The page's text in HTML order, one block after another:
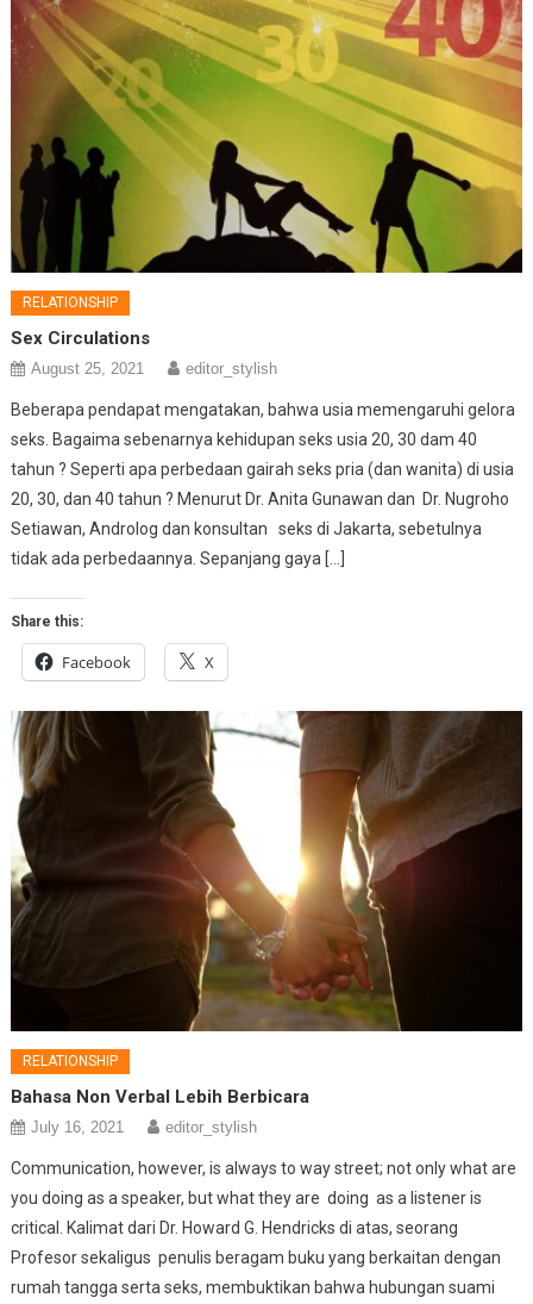
RELATIONSHIP
Sex Circulations
August 25, 2021 editor_stylish
Beberapa pendapat mengatakan, bahwa usia memengaruhi gelora
seks. Bagaima sebenarnya kehidupan seks usia 20, 30 dam 40
tahun ? Seperti apa perbedaan gairah seks pria (dan wanita) di usia
20, 30, dan 40 tahun ? Menurut Dr. Anita Gunawan dan Dr. Nugroho
Setiawan, Androlog dan konsultan seks di Jakarta, sebetulnya
tidak ada perbedaannya. Sepanjang gaya […]
Share this:
Facebook X
RELATIONSHIP
Bahasa Non Verbal Lebih Berbicara
July 16, 2021 editor_stylish
Communication, however, is always to way street; not only what are
you doing as a speaker, but what they are doing as a listener is
critical. Kalimat dari Dr. Howard G. Hendricks di atas, seorang
Profesor sekaligus penulis beragam buku yang berkaitan dengan
rumah tangga serta seks, membuktikan bahwa hubungan suami